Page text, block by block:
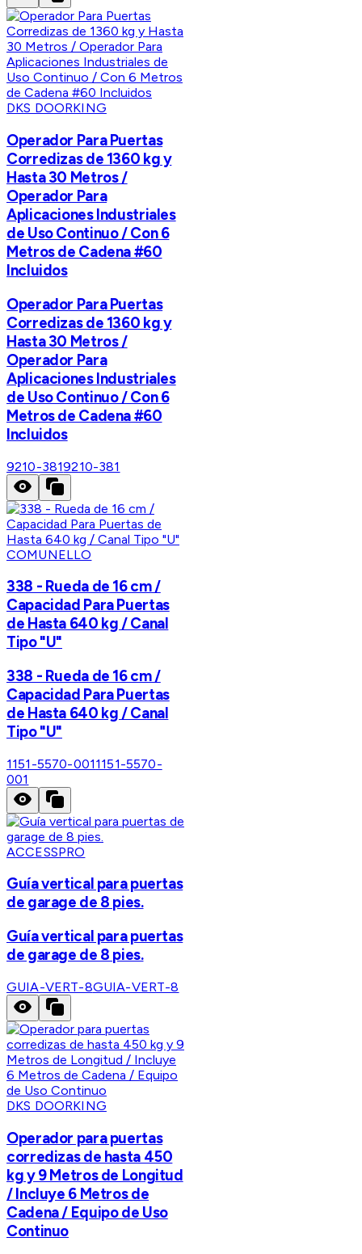
DKS DOORKING
Operador Para Puertas
Corredizas de 1360 kg y
Hasta 30 Metros /
Operador Para
Aplicaciones Industriales
de Uso Continuo / Con 6
Metros de Cadena #60
Incluidos
Operador Para Puertas
Corredizas de 1360 kg y
Hasta 30 Metros /
Operador Para
Aplicaciones Industriales
de Uso Continuo / Con 6
Metros de Cadena #60
Incluidos
9210-3819210-381
COMUNELLO
338 - Rueda de 16 cm /
Capacidad Para Puertas
de Hasta 640 kg / Canal
Tipo "U"
338 - Rueda de 16 cm /
Capacidad Para Puertas
de Hasta 640 kg / Canal
Tipo "U"
1151-5570-0011151-5570-
001
ACCESSPRO
Guía vertical para puertas
de garage de 8 pies.
Guía vertical para puertas
de garage de 8 pies.
GUIA-VERT-8GUIA-VERT-8
DKS DOORKING
Operador para puertas
corredizas de hasta 450
kg y 9 Metros de Longitud
/ Incluye 6 Metros de
Cadena / Equipo de Uso
Continuo